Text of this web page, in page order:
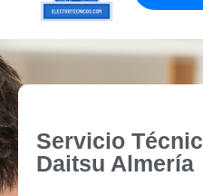
Servicio
Daitsu Almería